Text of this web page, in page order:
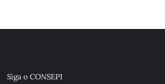
Siga o CONSEPI